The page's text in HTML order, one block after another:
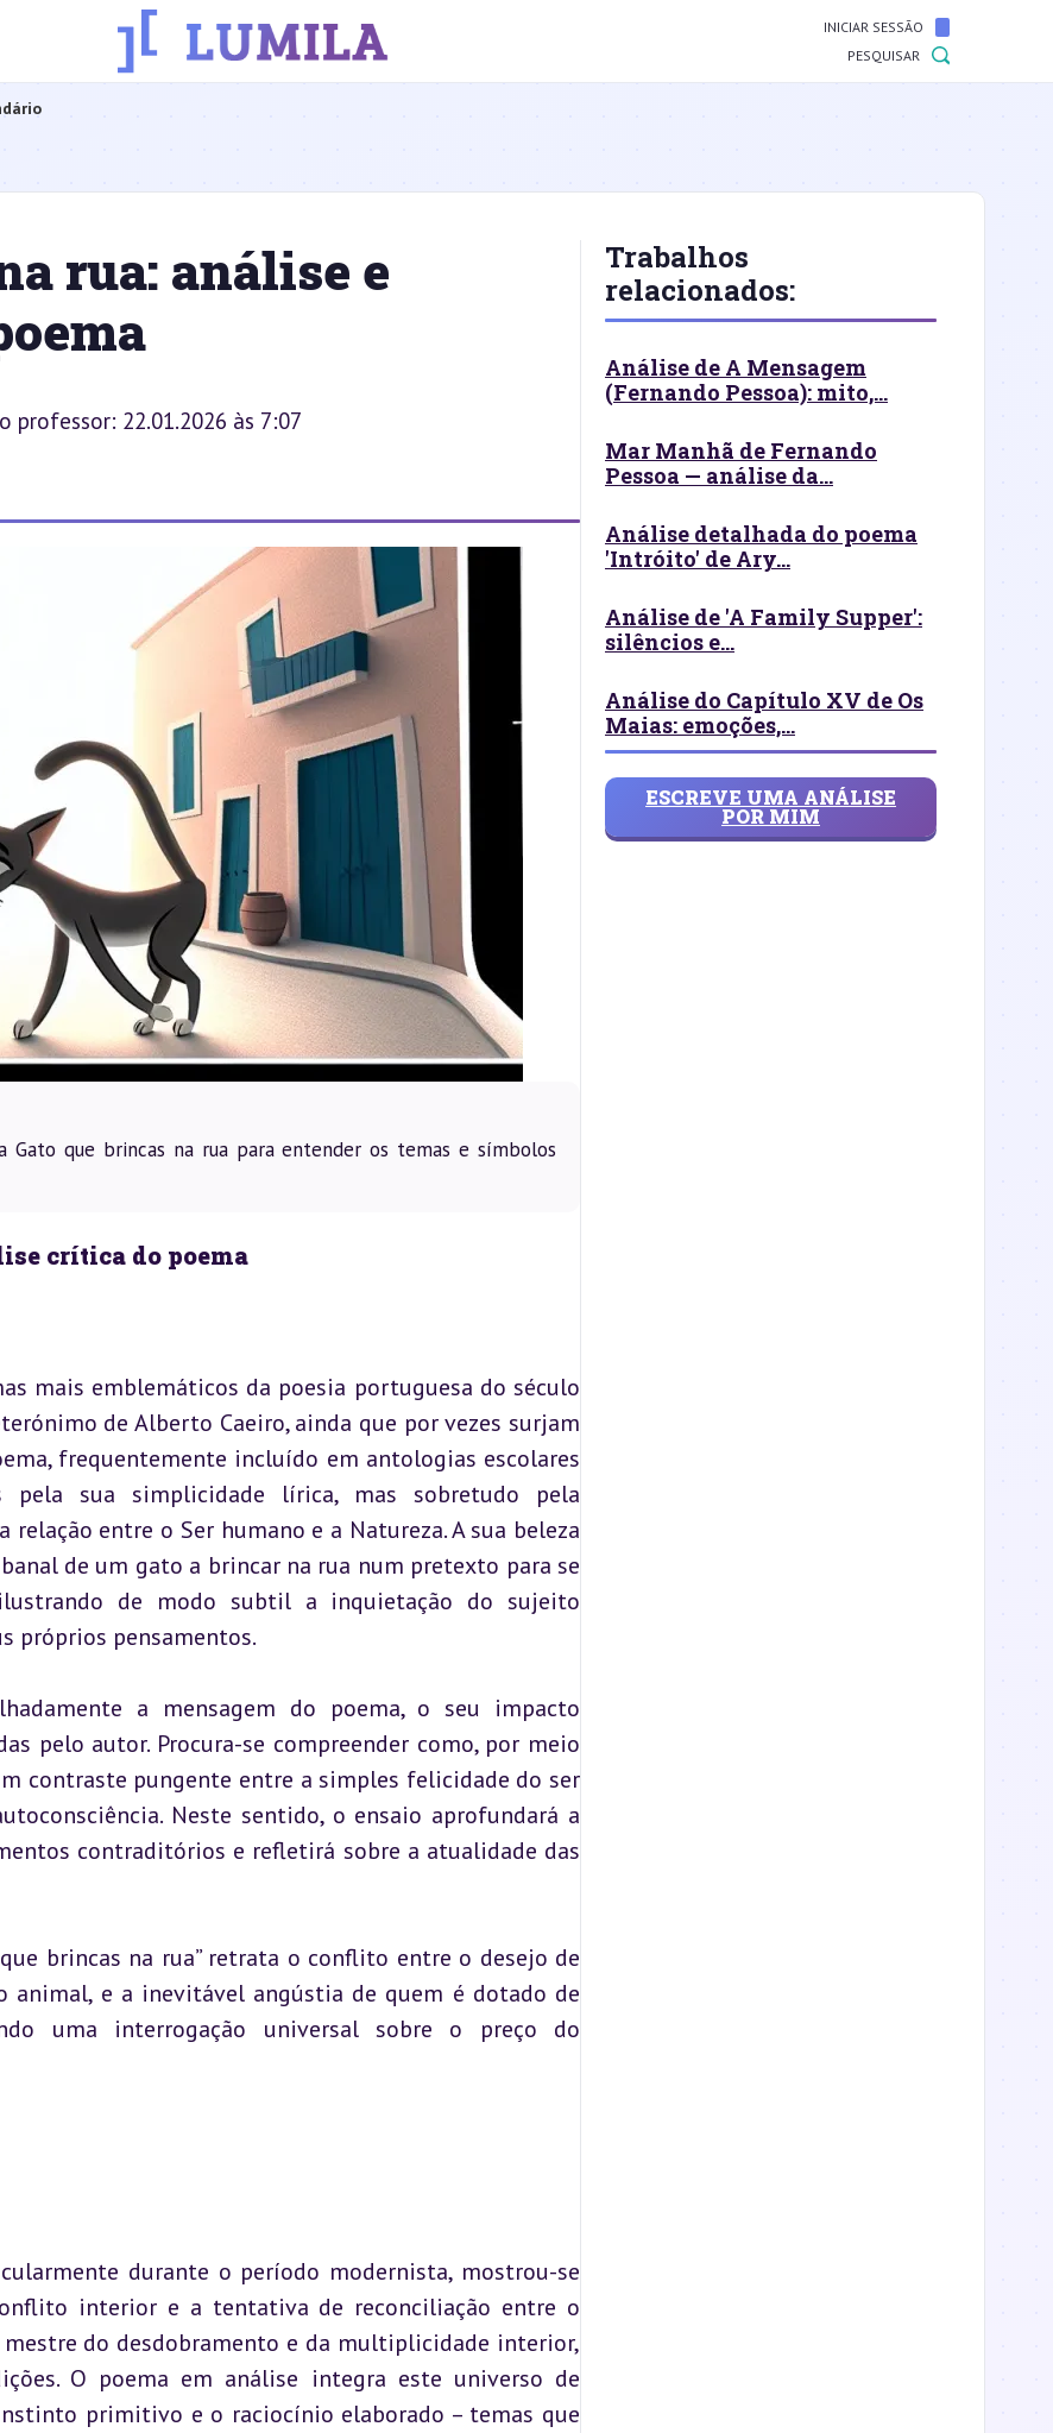
INICIAR SESSÃO
PESQUISAR
rua: análise e
22.01.2026 às 7:07
Gato que brincas na rua para entender os temas e símbolos
crítica do poema
mais emblemáticos da poesia portuguesa do século
de Alberto Caeiro, ainda que por vezes surjam
frequentemente incluído em antologias escolares
pela sua simplicidade lírica, mas sobretudo pela
entre o Ser humano e a Natureza. A sua beleza
de um gato a brincar na rua num pretexto para se
de modo subtil a inquietação do sujeito
próprios pensamentos.
a mensagem do poema, o seu impacto
pelo autor. Procura-se compreender como, por meio
contraste pungente entre a simples felicidade do ser
Neste sentido, o ensaio aprofundará a
contraditórios e refletirá sobre a atualidade das
brincas na rua” retrata o conflito entre o desejo de
uma interrogação universal sobre o preço do
durante o período modernista, mostrou-se
interior e a tentativa de reconciliação entre o
mestre do desdobramento e da multiplicidade interior,
O poema em análise integra este universo de
primitivo e o raciocínio elaborado – temas que
Trabalhos
relacionados:
Análise de A Mensagem
(Fernando Pessoa): mito,...
Mar Manhã de Fernando
Pessoa — análise da...
Análise detalhada do poema
'Intróito' de Ary...
Análise de 'A Family Supper':
silêncios e...
Análise do Capítulo XV de Os
Maias: emoções,...
ESCREVE UMA ANÁLISE
POR MIM